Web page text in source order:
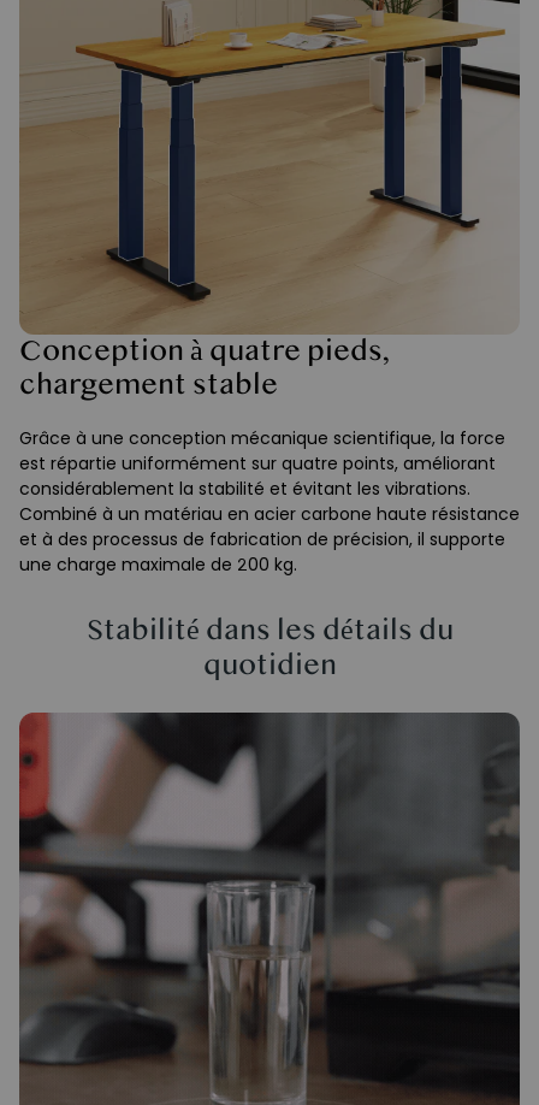
Conception à quatre pieds,
chargement stable
Grâce à une conception mécanique scientifique, la force
est répartie uniformément sur quatre points, améliorant
considérablement la stabilité et évitant les vibrations.
Combiné à un matériau en acier carbone haute résistance
et à des processus de fabrication de précision, il supporte
une charge maximale de 200 kg.
Stabilité dans les détails du
quotidien